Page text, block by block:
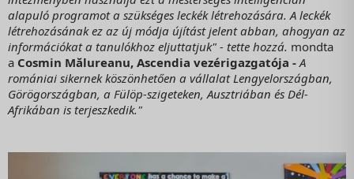
alapuló programot a szükséges leckék létrehozására. A leckék
létrehozásának ez az új módja újítást jelent abban, ahogyan az
információkat a tanulókhoz eljuttatjuk" - tette hozzá. mondta
a Cosmin Mălureanu, Ascendia vezérigazgatója -A
romániai sikernek köszönhetően a vállalat Lengyelországban,
Görögországban, a Fülöp-szigeteken, Ausztriában és Dél-
Afrikában is terjeszkedik."